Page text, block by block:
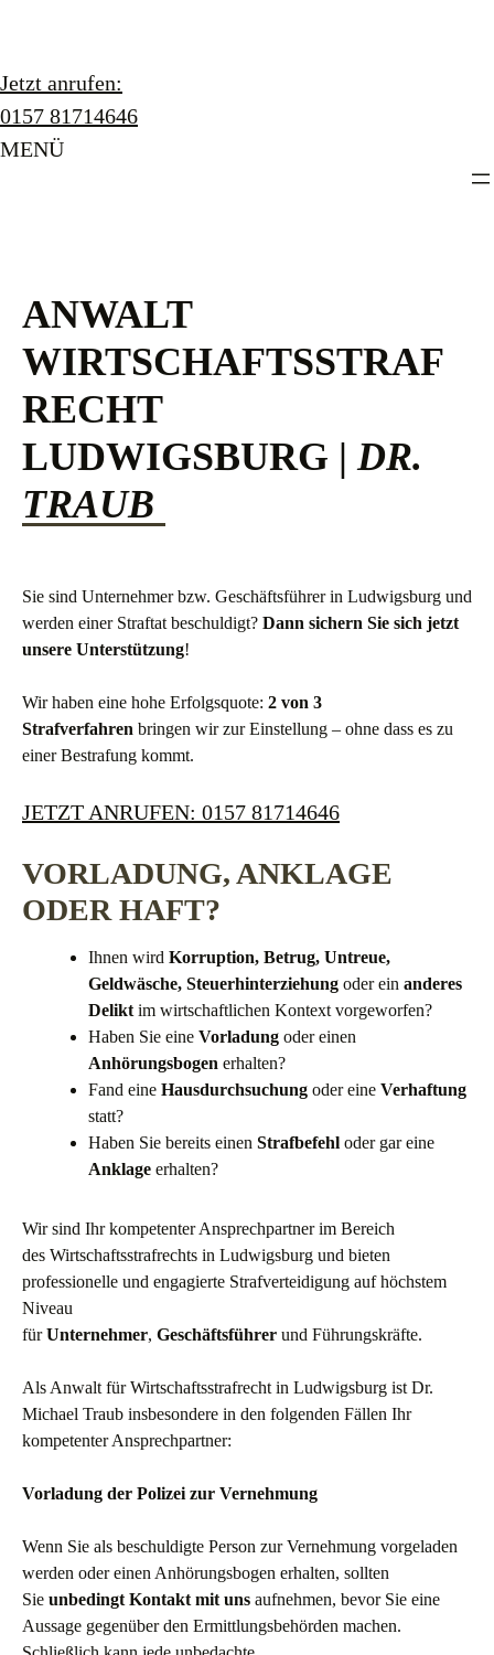
springen
Jetzt anrufen:
0157 81714646
MENÜ
ANWALT
WIRTSCHAFTSSTRAF
RECHT
LUDWIGSBURG |DR.
TRAUB
Sie sind Unternehmer bzw. Geschäftsführer in Ludwigsburg und
werden einer Straftat beschuldigt? Dann sichern Sie sich jetzt
unsere Unterstützung!
Wir haben eine hohe Erfolgsquote: 2 von 3
Strafverfahren bringen wir zur Einstellung – ohne dass es zu
einer Bestrafung kommt.
JETZT ANRUFEN: 0157 81714646
VORLADUNG, ANKLAGE
ODER HAFT?
Ihnen wird Korruption, Betrug, Untreue,
Geldwäsche, Steuerhinterziehung oder ein anderes
Delikt im wirtschaftlichen Kontext vorgeworfen?
Haben Sie eine Vorladung oder einen
Anhörungsbogen erhalten?
Fand eine Hausdurchsuchung oder eine Verhaftung
statt?
Haben Sie bereits einen Strafbefehl oder gar eine
Anklage erhalten?
Wir sind Ihr kompetenter Ansprechpartner im Bereich
des Wirtschaftsstrafrechts in Ludwigsburg und bieten
professionelle und engagierte Strafverteidigung auf höchstem
Niveau
fürUnternehmer, Geschäftsführer und Führungskräfte.
Als Anwalt für Wirtschaftsstrafrecht in Ludwigsburg ist Dr.
Michael Traub insbesondere in den folgenden Fällen Ihr
kompetenter Ansprechpartner:
Vorladung der Polizei zur Vernehmung
Wenn Sie als beschuldigte Person zur Vernehmung vorgeladen
werden oder einen Anhörungsbogen erhalten, sollten
Sie unbedingt Kontakt mit uns aufnehmen, bevor Sie eine
Aussage gegenüber den Ermittlungsbehörden machen.